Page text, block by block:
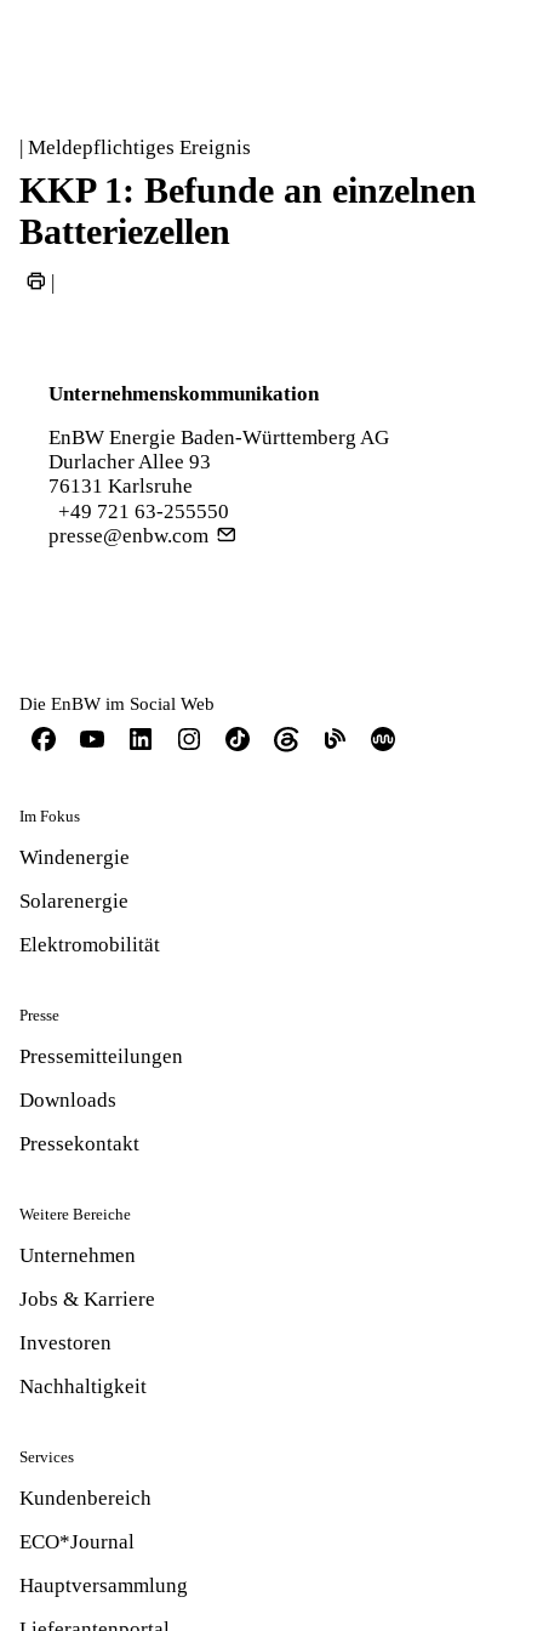
| Meldepflichtiges Ereignis
KKP 1: Befunde an einzelnen
Batteriezellen
|
Unternehmenskommunikation
EnBW Energie Baden-Württemberg AG
Durlacher Allee 93
76131 Karlsruhe
+49 721 63-255550
presse@enbw.com
Die EnBW im Social Web
Im Fokus
Windenergie
Solarenergie
Elektromobilität
Presse
Pressemitteilungen
Downloads
Pressekontakt
Weitere Bereiche
Unternehmen
Jobs & Karriere
Investoren
Nachhaltigkeit
Services
Kundenbereich
ECO*Journal
Hauptversammlung